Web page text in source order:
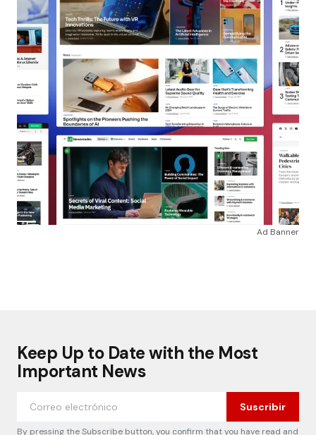
Ad Banner
Keep Up to Date with the Most
Important News
Suscribir
By pressing the Subscribe button, you confirm that you have read and